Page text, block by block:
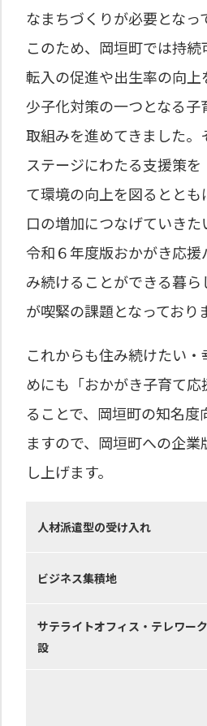
なまちづくりが必要となっ
このため、岡垣町では持
転入の促進や出生率の向上
少子化対策の一つとなる
取組みを進めてきました
ステージにわたる支援策
て環境の向上を図るとと
口の増加につなげていきた
令和６年度版おかがき応
み続けることができる暮
が喫緊の課題となっており
これからも住み続けたい
めにも「おかがき子育て
ることで、岡垣町の知名
ますので、岡垣町への企
し上げます。
人材派遣型の受け入れ
ビジネス集積地
サテライトオフィス・テレワー
設